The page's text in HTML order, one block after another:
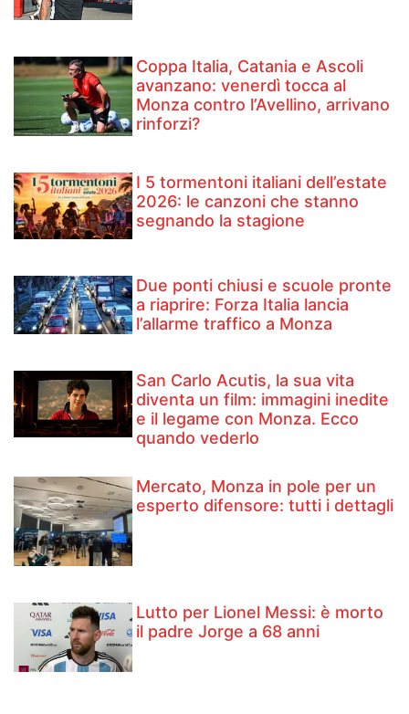
Coppa Italia, Catania e Ascoli
avanzano: venerdì tocca al
Monza contro l’Avellino, arrivano
rinforzi?
I 5 tormentoni italiani dell’estate
2026: le canzoni che stanno
segnando la stagione
Due ponti chiusi e scuole pronte
a riaprire: Forza Italia lancia
l’allarme traffico a Monza
San Carlo Acutis, la sua vita
diventa un film: immagini inedite
e il legame con Monza. Ecco
quando vederlo
Mercato, Monza in pole per un
esperto difensore: tutti i dettagli
Lutto per Lionel Messi: è morto
il padre Jorge a 68 anni